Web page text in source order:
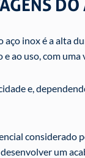
aço inox é a alta
ao uso, com
e,
considerado
um